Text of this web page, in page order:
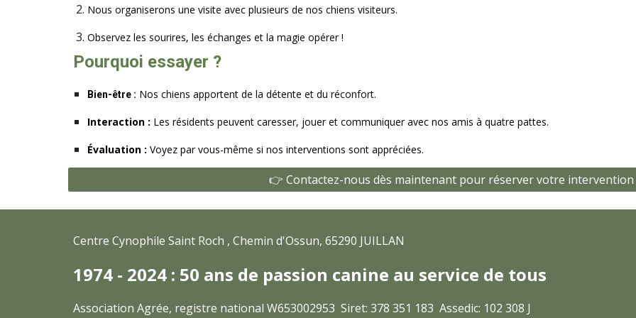
Nous organiserons une visite avec plusieurs de nos chiens visiteurs.
Observez les sourires, les échanges et la magie opérer !
Pourquoi essayer ?
Bien-être : Nos chiens apportent de la détente et du réconfort.
Interaction : Les résidents peuvent caresser, jouer et communiquer avec nos amis à quatre pattes.
Évaluation : Voyez par vous-même si nos interventions sont appréciées.
👉 Contactez-nous dès maintenant pour réserver votre
Centre Cynophile Saint Roch , Chemin d'Ossun, 65290 JUILLAN
1974 - 2024 : 50 ans de passion canine au service de tous
Association Agrée, registre national W653002953 Siret: 378 351 183 Assedic: 102 308 J